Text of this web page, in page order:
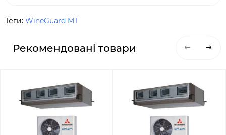
Теги: WineGuard MT
Рекомендовані товари